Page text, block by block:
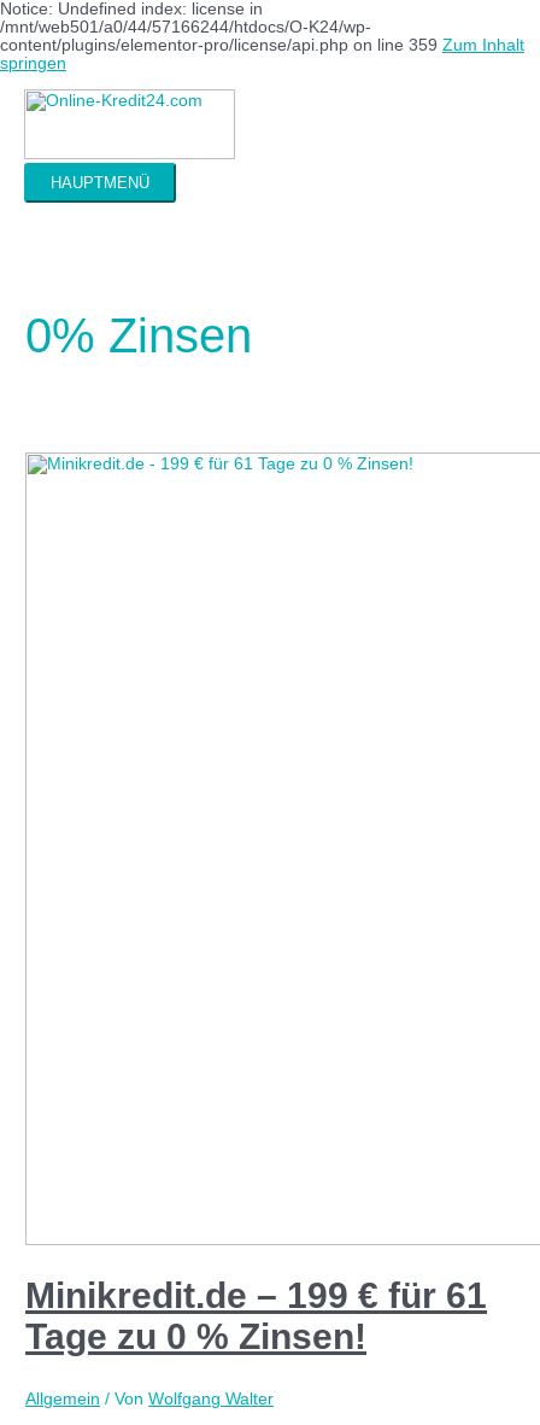
Notice: Undefined index: license in
/mnt/web501/a0/44/57166244/htdocs/O-K24/wp-
content/plugins/elementor-pro/license/api.php on line 359 Zum Inhalt
springen
HAUPTMENÜ
0% Zinsen
Minikredit.de – 199 € für 61
Tage zu 0 % Zinsen!
Allgemein / VonWolfgang Walter